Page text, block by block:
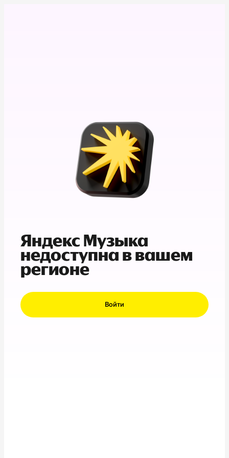
Яндекс Музыка
недоступна в вашем
регионе
Войти